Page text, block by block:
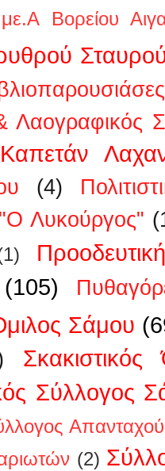
Βορείου
Λαογραφικός
(4)
Λυκούργος"
(105)
Σάμου
Σύλλογος
(2)